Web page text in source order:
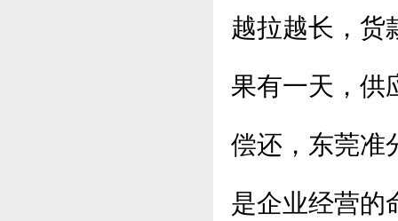
越拉越长，货
果有一天，供
偿还，东莞准
是企业经营的